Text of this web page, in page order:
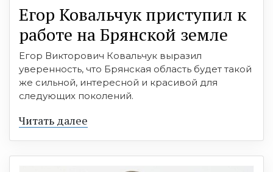
Егор Ковальчук приступил к
работе на Брянской земле
Егор Викторович Ковальчук выразил
уверенность, что Брянская область будет такой
же сильной, интересной и красивой для
следующих поколений.
Читать далее